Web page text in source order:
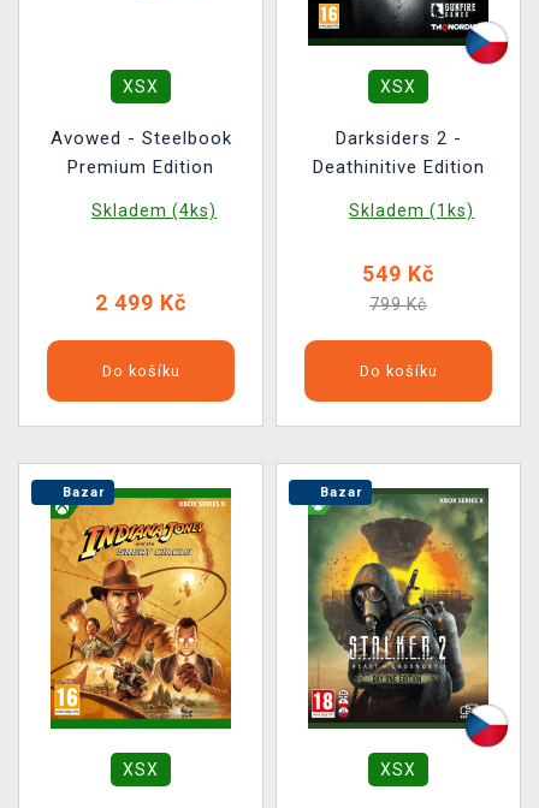
XSX
Avowed - Steelbook
Premium Edition
Skladem (4ks)
2 499 Kč
Do košíku
XSX
Darksiders 2 -
Deathinitive Edition
Skladem (1ks)
549 Kč
799 Kč
Do košíku
Bazar
XSX
Bazar
XSX